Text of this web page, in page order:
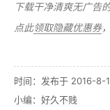
下载干净清爽无广告
点此领取隐藏优惠券
时间：发布于 2016-8-
小编：好久不贱